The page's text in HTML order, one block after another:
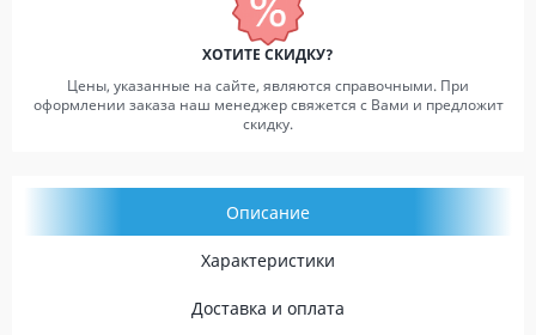
ХОТИТЕ СКИДКУ?
Цены, указанные на сайте, являются справочными. При
оформлении заказа наш менеджер свяжется с Вами и предложит
скидку.
Описание
Характеристики
Доставка и оплата